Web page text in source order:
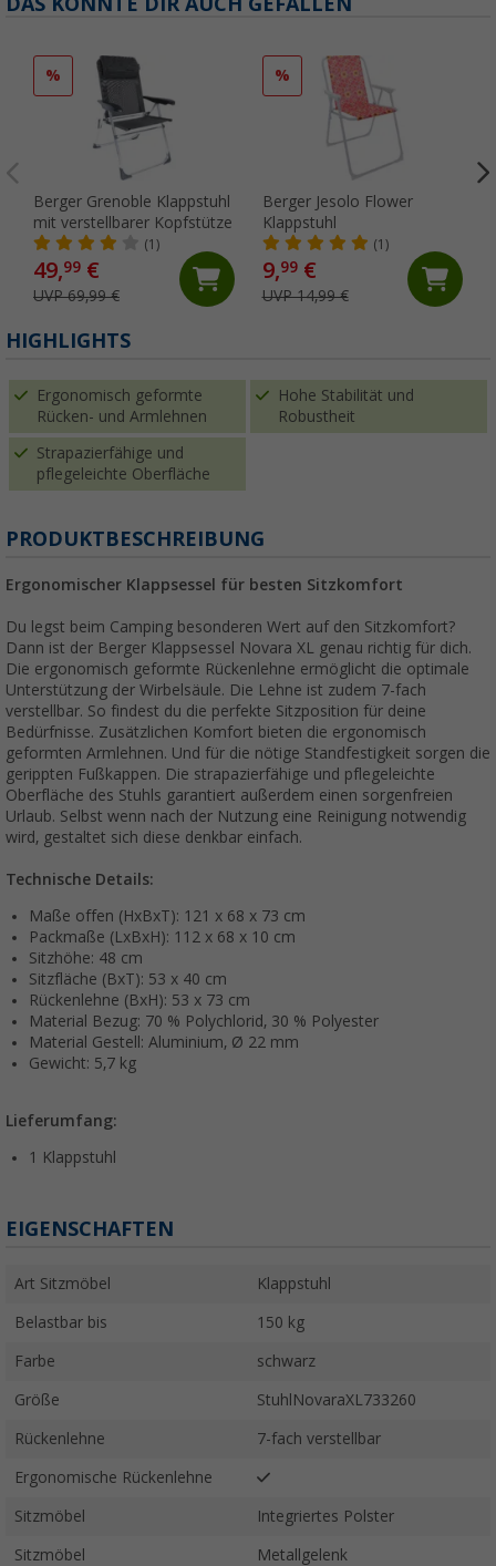
%
Berger Grenoble Klappstuhl
mit verstellbarer Kopfstütze
(1)
49,99 €
UVP 69,99 €
%
Berger Jesolo Flower
Klappstuhl
(1)
9,99€
UVP 14,99 €
HIGHLIGHTS
Ergonomisch geformte
Rücken- und Armlehnen
Hohe Stabilität und
Robustheit
Strapazierfähige und
pflegeleichte Oberfläche
PRODUKTBESCHREIBUNG
Ergonomischer Klappsessel für besten Sitzkomfort
Du legst beim Camping besonderen Wert auf den Sitzkomfort?
Dann ist der Berger Klappsessel Novara XL genau richtig für dich.
Die ergonomisch geformte Rückenlehne ermöglicht die optimale
Unterstützung der Wirbelsäule. Die Lehne ist zudem 7-fach
verstellbar. So findest du die perfekte Sitzposition für deine
Bedürfnisse. Zusätzlichen Komfort bieten die ergonomisch
geformten Armlehnen. Und für die nötige Standfestigkeit sorgen die
gerippten Fußkappen. Die strapazierfähige und pflegeleichte
Oberfläche des Stuhls garantiert außerdem einen sorgenfreien
Urlaub. Selbst wenn nach der Nutzung eine Reinigung notwendig
wird, gestaltet sich diese denkbar einfach.
Technische Details:
Maße offen (HxBxT): 121 x 68 x 73 cm
Packmaße (LxBxH): 112 x 68 x 10 cm
Sitzhöhe: 48 cm
Sitzfläche (BxT): 53 x 40 cm
Rückenlehne (BxH): 53 x 73 cm
Material Bezug: 70 % Polychlorid, 30 % Polyester
Material Gestell: Aluminium, Ø 22 mm
Gewicht: 5,7 kg
Lieferumfang:
1 Klappstuhl
EIGENSCHAFTEN
Art Sitzmöbel Klappstuhl
Belastbar bis 150 kg
Farbe schwarz
Größe StuhlNovaraXL733260
Rückenlehne 7-fach verstellbar
Ergonomische Rückenlehne
Sitzmöbel Integriertes Polster
Sitzmöbel Metallgelenk